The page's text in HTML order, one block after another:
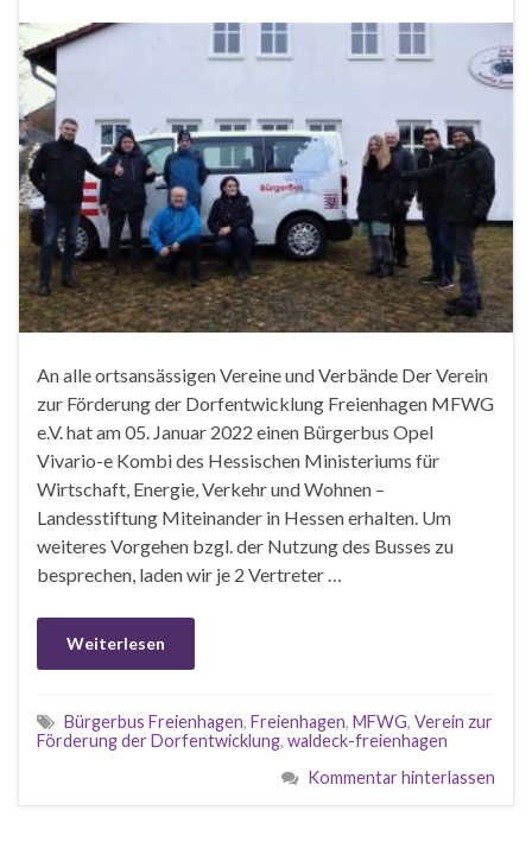
An alle ortsansässigen Vereine und Verbände Der Verein
zur Förderung der Dorfentwicklung Freienhagen MFWG
e.V. hat am 05. Januar 2022 einen Bürgerbus Opel
Vivario-e Kombi des Hessischen Ministeriums für
Wirtschaft, Energie, Verkehr und Wohnen –
Landesstiftung Miteinander in Hessen erhalten. Um
weiteres Vorgehen bzgl. der Nutzung des Busses zu
besprechen, laden wir je 2 Vertreter …
Weiterlesen
Bürgerbus Freienhagen, Freienhagen, MFWG, Verein zur
Förderung der Dorfentwicklung, waldeck-freienhagen
Kommentar hinterlassen